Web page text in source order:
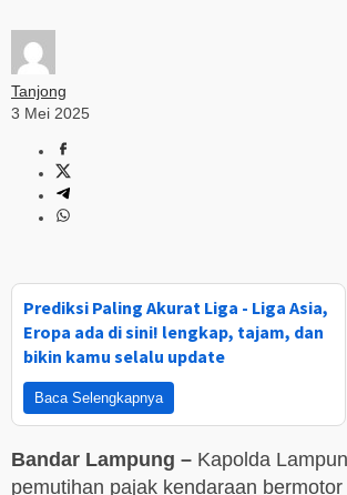
Tanjong
3 Mei 2025
Prediksi Paling Akurat Liga - Liga Asia,
Eropa ada di sini! lengkap, tajam, dan
bikin kamu selalu update
Baca Selengkapnya
Bandar Lampung – Kapolda
pemutihan pajak kendaraan